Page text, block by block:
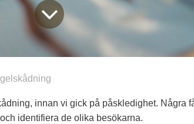
innan vi gick på påskledighet. Några
identifiera de olika besökarna.